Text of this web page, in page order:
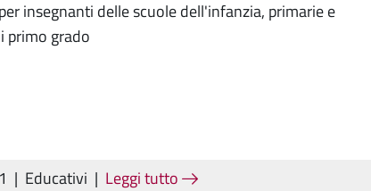
insegnanti delle scuole dell'infanzia, primarie e
primo grado
| Educativi | Leggi tutto